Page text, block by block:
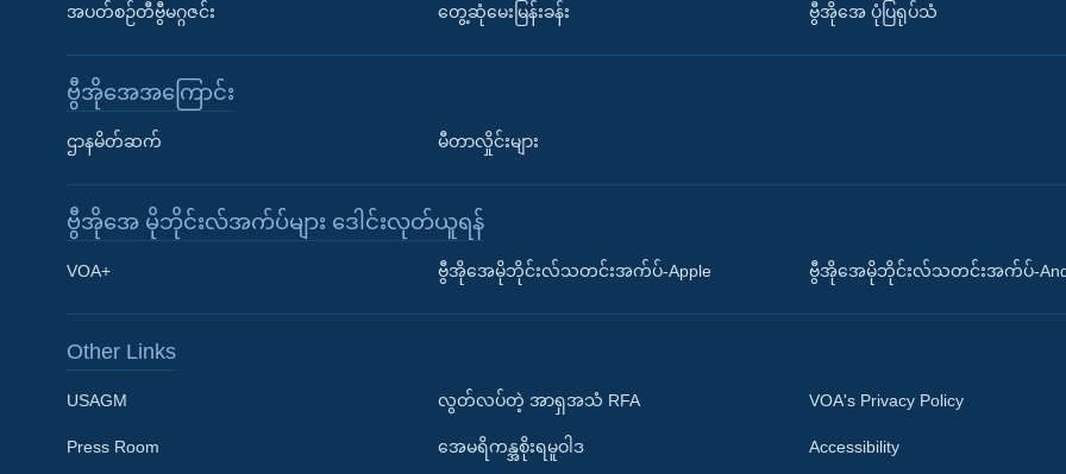
Learning English
ဘာသာစကားများ
အပတ်စဉ်တီဗွီမဂ္ဂဇင်း တွေ့ဆုံမေးမြန်းခန်း ဗွီအိုအေ ပုံပြရုပ်သံ
ဗွီအိုအေအကြောင်း
ဌာနမိတ်ဆက် မီတာလှိုင်းများ
ဗွီအိုအေ မိုဘိုင်းလ်အက်ပ်များ ဒေါင်းလုတ်ယူရန်
VOA+ ဗွီအိုအေမိုဘိုင်းလ်သတင်းအက်ပ်-Apple ဗွီအိုအေမိုဘိုင်းလ်သတင်းအက်ပ်-
Other Links
USAGM
Press Room
လွတ်လပ်တဲ့ အာရှအသံ RFA
အေမရိကန္အစိုးရမူဝါဒ
VOA's Privacy Policy
Accessibility